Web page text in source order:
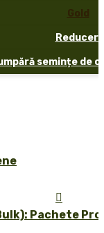
Gold
Reduceri
semințe de
Pachete
